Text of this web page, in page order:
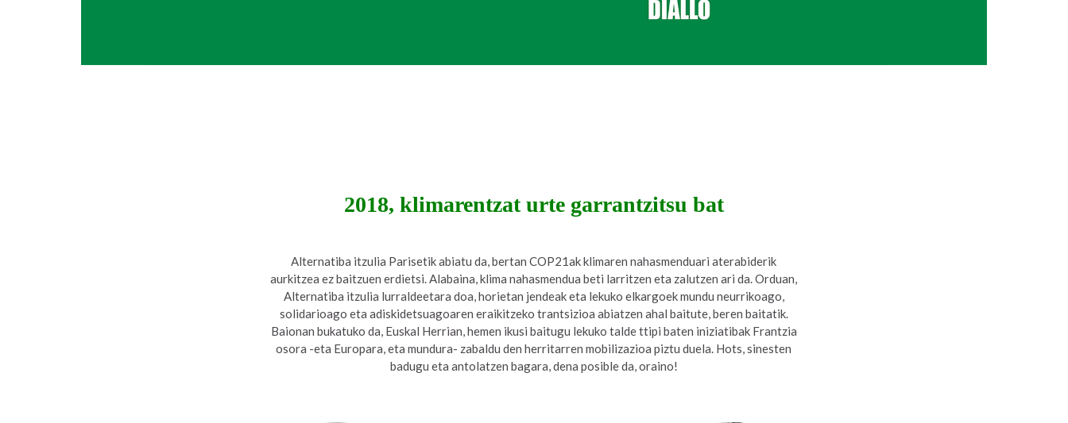
2018, klimarentzat urte garrantzitsu bat
Alternatiba itzulia Parisetik abiatu da, bertan COP21ak klimaren nahasmenduari aterabiderik
aurkitzea ez baitzuen erdietsi. Alabaina, klima nahasmendua beti larritzen eta zalutzen ari da. Orduan,
Alternatiba itzulia lurraldeetara doa, horietan jendeak eta lekuko elkargoek mundu neurrikoago,
solidarioago eta adiskidetsuagoaren eraikitzeko trantsizioa abiatzen ahal baitute, beren baitatik.
Baionan bukatuko da, Euskal Herrian, hemen ikusi baitugu lekuko talde ttipi baten iniziatibak Frantzia
osora -eta Europara, eta mundura- zabaldu den herritarren mobilizazioa piztu duela. Hots, sinesten
badugu eta antolatzen bagara, dena posible da, oraino!